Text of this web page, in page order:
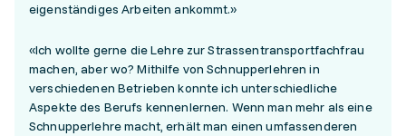
eigenständiges Arbeiten ankommt.»
«Ich wollte gerne die Lehre zur Strassentransportfachfrau
machen, aber wo? Mithilfe von Schnupperlehren in
verschiedenen Betrieben konnte ich unterschiedliche
Aspekte des Berufs kennenlernen. Wenn man mehr als eine
Schnupperlehre macht, erhält man einen umfassenderen